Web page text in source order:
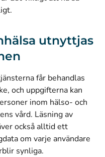
utnyttjas
får behandlas
och uppgifterna kan
inom hälso- och
vård. Läsning av
också alltid ett
om varje användare
synliga.